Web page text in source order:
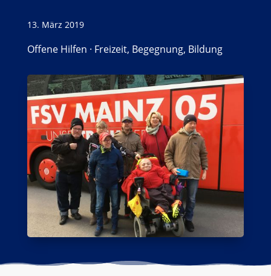
13. März 2019
Offene Hilfen · Freizeit, Begegnung, Bildung